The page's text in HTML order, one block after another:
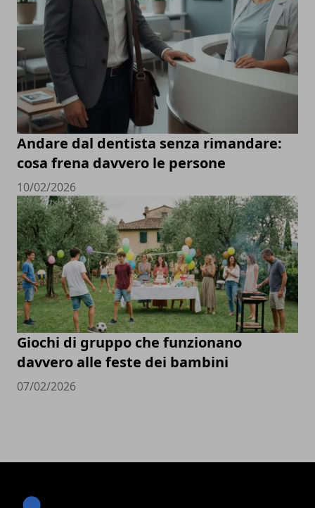
Andare dal dentista senza rimandare:
cosa frena davvero le persone
10/02/2026
Giochi di gruppo che funzionano
davvero alle feste dei bambini
07/02/2026